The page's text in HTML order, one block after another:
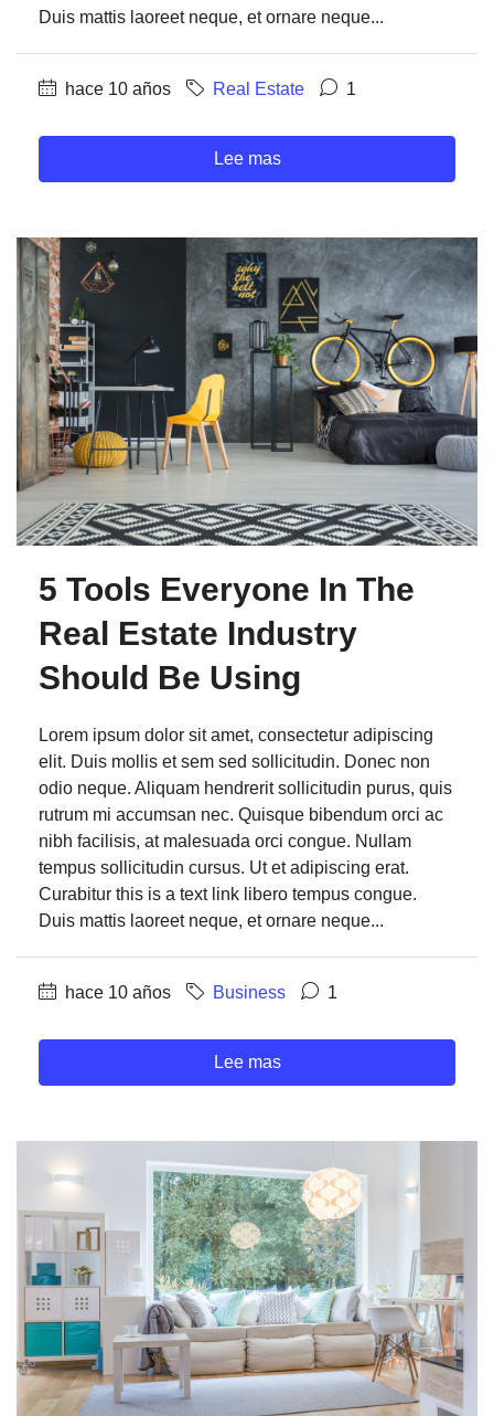
Duis mattis laoreet neque, et ornare neque...
hace 10 años Real Estate 1
Lee mas
5 Tools Everyone In The
Real Estate Industry
Should Be Using
Lorem ipsum dolor sit amet, consectetur adipiscing
elit. Duis mollis et sem sed sollicitudin. Donec non
odio neque. Aliquam hendrerit sollicitudin purus, quis
rutrum mi accumsan nec. Quisque bibendum orci ac
nibh facilisis, at malesuada orci congue. Nullam
tempus sollicitudin cursus. Ut et adipiscing erat.
Curabitur this is a text link libero tempus congue.
Duis mattis laoreet neque, et ornare neque...
hace 10 años Business 1
Lee mas